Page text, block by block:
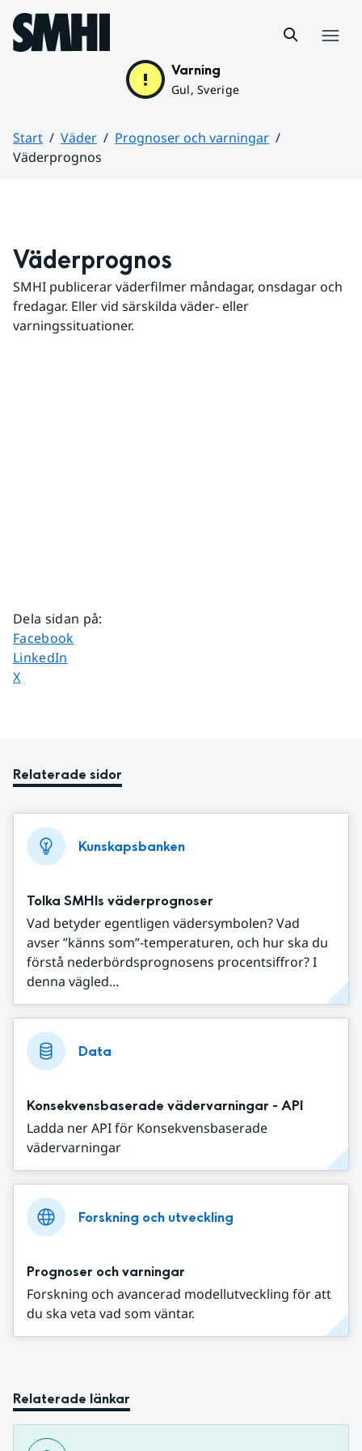
Hoppa till sidans innehåll
Varning
Gul, Sverige
Start Väder
Prognoser och varningar
Väderprognos
Väderprognos
SMHI publicerar väderfilmer måndagar, onsdagar och
fredagar. Eller vid särskilda väder- eller
varningssituationer.
Dela sidan på:
Dela sidan på
Facebook
Dela sidan på
LinkedIn
Dela sidan på
X
Relaterade sidor
Kunskapsbanken
Tolka SMHIs väderprognoser
Vad betyder egentligen vädersymbolen? Vad
avser ”känns som”-temperaturen, och hur ska du
förstå nederbördsprognosens procentsiffror? I
denna vägled...
Data
Konsekvensbaserade vädervarningar - API
Ladda ner API för Konsekvensbaserade
vädervarningar
Forskning och utveckling
Prognoser och varningar
Forskning och avancerad modellutveckling för att
du ska veta vad som väntar.
Relaterade länkar